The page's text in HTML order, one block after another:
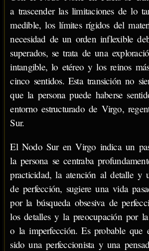
a trascender las limitaciones de lo
medible, los límites rígidos del
necesidad de un orden inflexible
superados, se trata de una
intangible, lo etéreo y los reinos
cinco sentidos. Esta transición no
que la persona puede haberse
entorno estructurado de Virgo,
Sur.
El Nodo Sur en Virgo indica un
la persona se centraba
practicidad, la atención al detalle y
de perfección, sugiere una vida
por la búsqueda obsesiva de
los detalles y la preocupación por
o la imperfección. Es probable que
sido una perfeccionista y una